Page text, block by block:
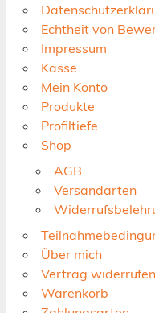
Echtheit von
Impressum
Kasse
Mein Konto
Produkte
Profiltiefe
Shop
AGB
Versandarten
Über mich
Vertrag widerrufen
Warenkorb